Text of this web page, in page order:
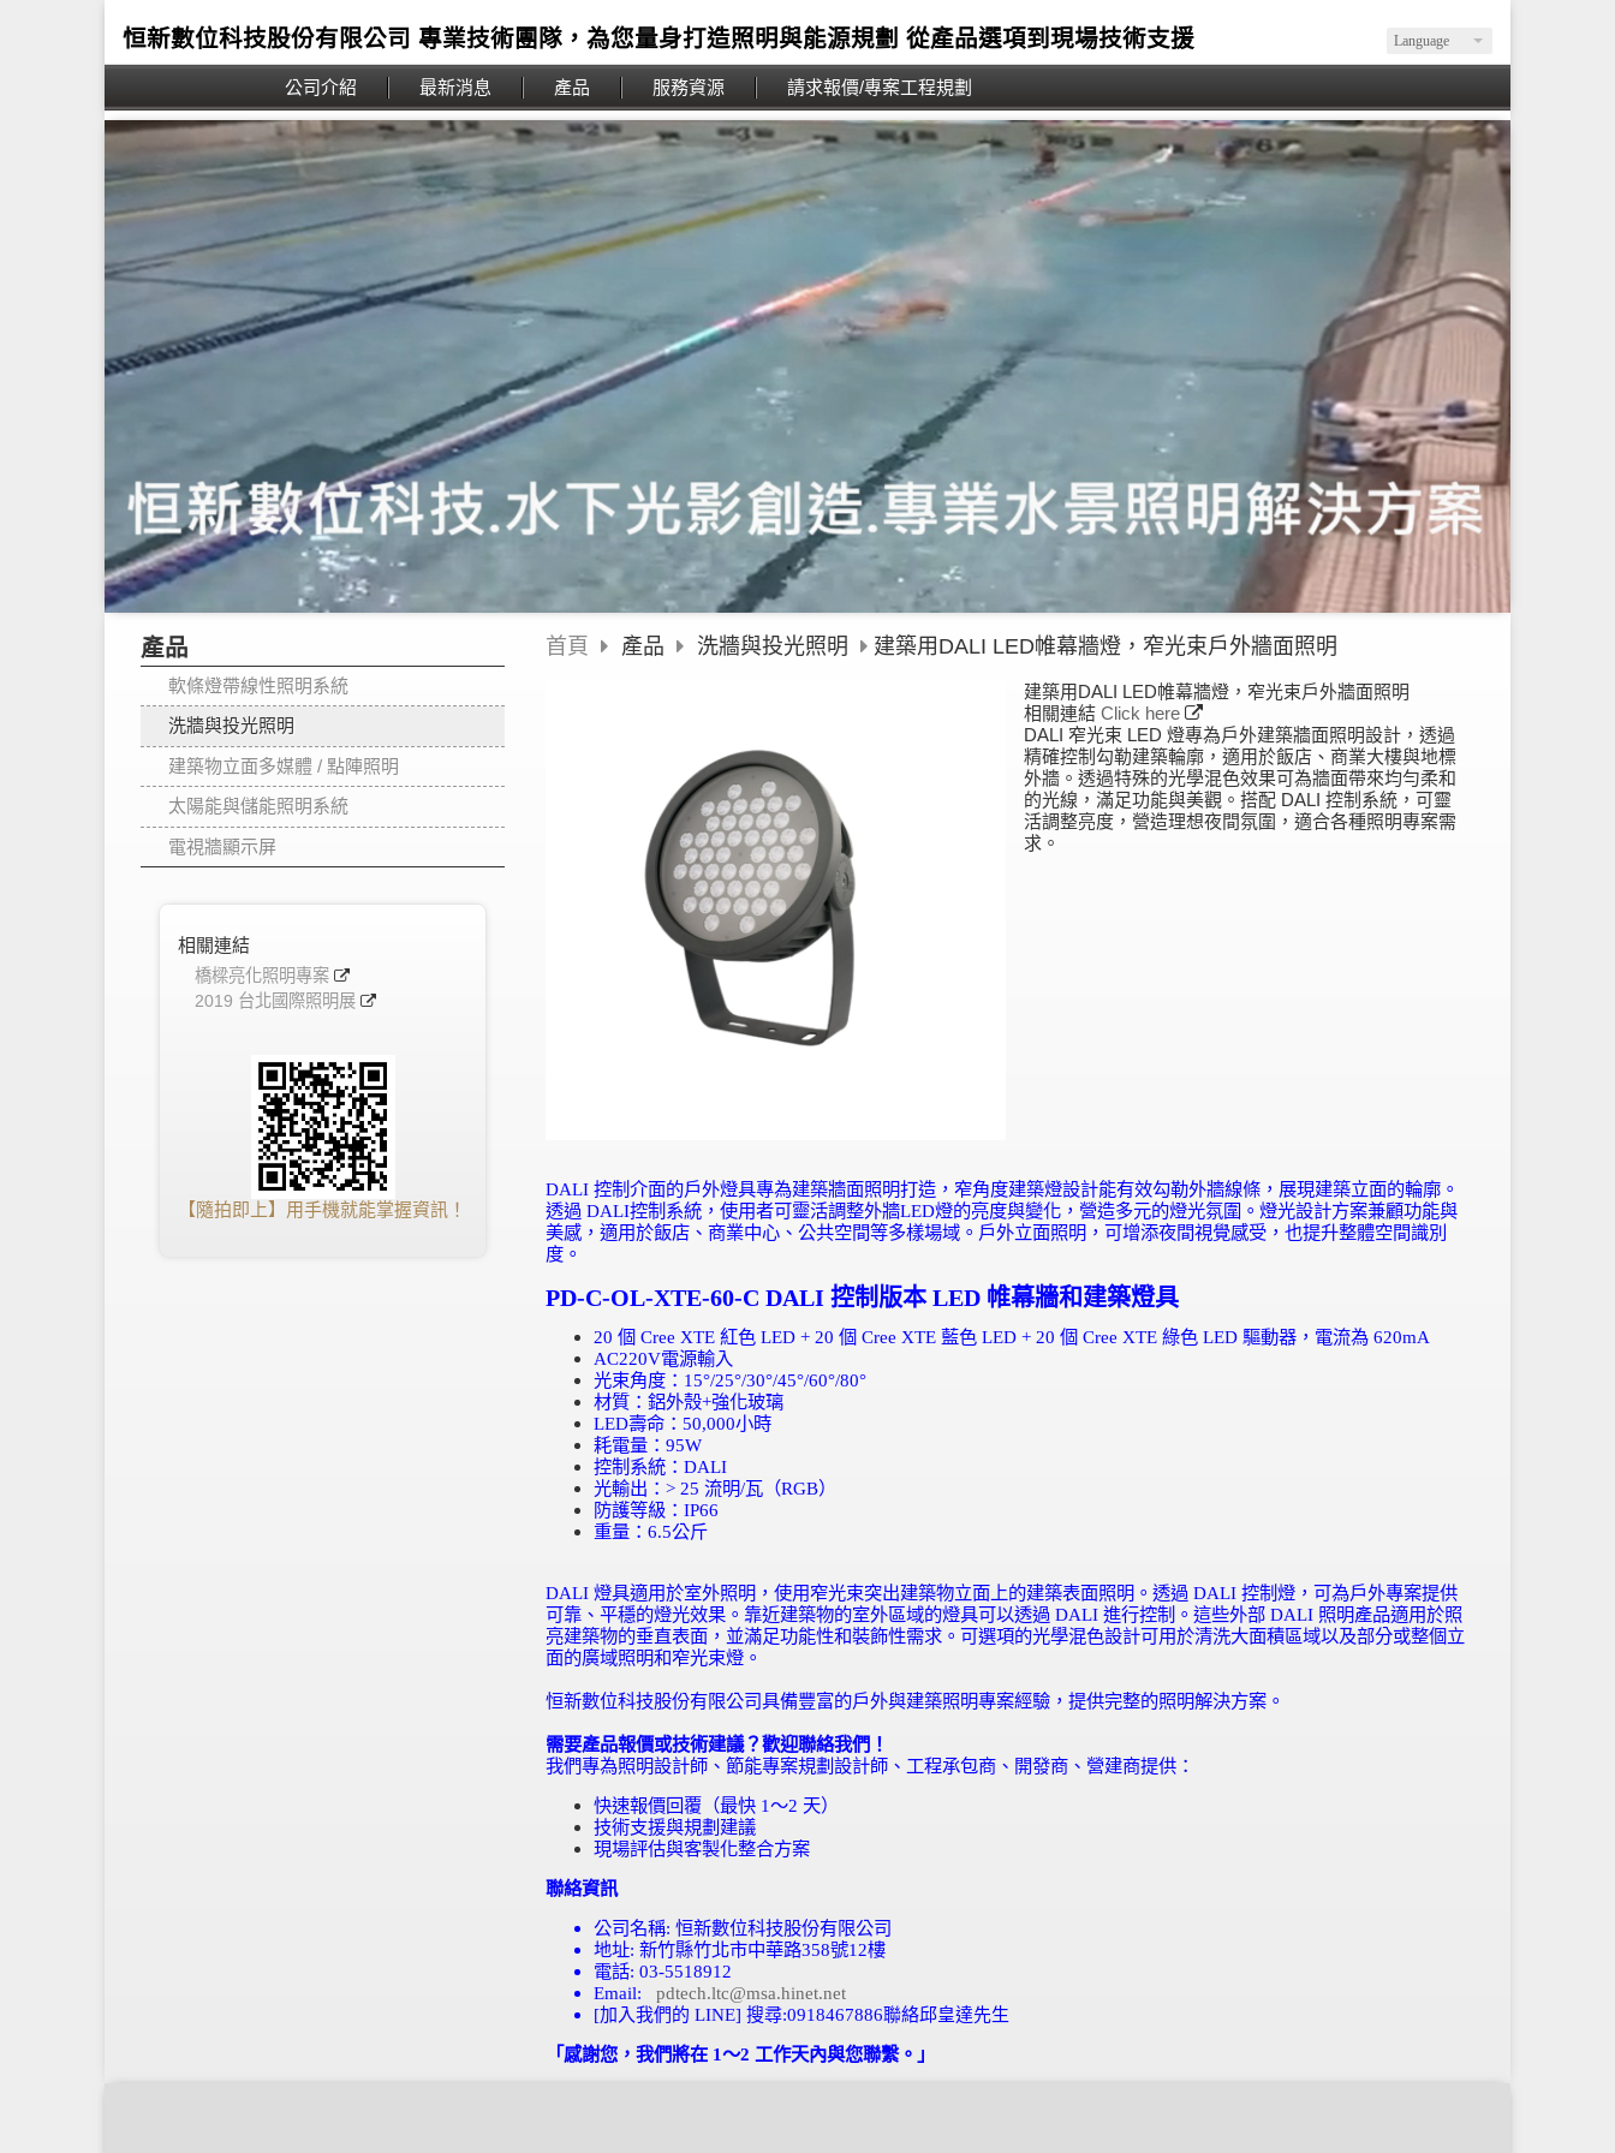
Language
恒新數位科技股份有限公司 專業技術團隊，為您量身打造照明與能源規劃 從產品選項到現場技術支援
公司介紹 最新消息 產品 服務資源 請求報價/專案工程規劃
產品
軟條燈帶線性照明系統
洗牆與投光照明
建築物立面多媒體 / 點陣照明
太陽能與儲能照明系統
電視牆顯示屏
相關連結
橋樑亮化照明專案
2019 台北國際照明展
【隨拍即上】用手機就能掌握資訊！
首頁 產品 洗牆與投光照明 建築用DALI LED帷幕牆燈，窄光束戶外牆面照明
建築用DALI LED帷幕牆燈，窄光束戶外牆面照明
相關連結 Click here
DALI 窄光束 LED 燈專為戶外建築牆面照明設計，透過
精確控制勾勒建築輪廓，適用於飯店、商業大樓與地標
外牆。透過特殊的光學混色效果可為牆面帶來均勻柔和
的光線，滿足功能與美觀。搭配 DALI 控制系統，可靈
活調整亮度，營造理想夜間氛圍，適合各種照明專案需
求。
DALI 控制介面的戶外燈具專為建築牆面照明打造，窄角度建築燈設計能有效勾勒外牆線條，展現建築立面的輪廓。
透過 DALI控制系統，使用者可靈活調整外牆LED燈的亮度與變化，營造多元的燈光氛圍。燈光設計方案兼顧功能與
美感，適用於飯店、商業中心、公共空間等多樣場域。戶外立面照明，可增添夜間視覺感受，也提升整體空間識別
度。
PD-C-OL-XTE-60-C DALI 控制 版本LED 帷幕牆和建築燈具
20 個 Cree XTE 紅色 LED + 20 個 Cree XTE 藍色 LED + 20 個 Cree XTE 綠色 LED 驅動器，電流為 620mA
AC220V電源輸入
光束角度： 15°/25°/30°/45°/60°/80°
材質：鋁外殼+強化玻璃
LED壽命： 50,000小時
耗電量： 95W
控制系統： DALI
光輸出： > 25 流明/瓦（RGB）
防護等級： IP66
重量： 6.5公斤
DALI 燈具適用於室外照明，使用窄光束突出建築物立面上的建築表面照明。透過 DALI 控制燈，可為戶外專案提供
可靠、平穩的燈光效果。靠近建築物的室外區域的燈具可以透過 DALI 進行控制。這些外部 DALI 照明產品適用於照
亮建築物的垂直表面，並滿足功能性和裝飾性需求。可選項的光學混色設計可用於清洗大面積區域以及部分或整個立
面的廣域照明和窄光束燈。
恒新數位科技股份有限公司具備豐富的戶外與建築照明專案經驗，提供完整的照明解決方案。
需要產品報價或技術建議？歡迎聯絡我們！
我們專為照明設計師、節能專案規劃設計師、工程承包商、開發商、營建商提供：
快速報價回覆（最快 1～2 天）
技術支援與規劃建議
現場評估與客製化整合方案
聯絡資訊
公司名稱: 恒新數位科技股份有限公司
地址: 新竹縣竹北市中華路358號12樓
電話: 03-5518912
Email: pdtech.ltc@msa.hinet.net
[加入我們的 LINE] 搜尋:0918467886聯絡邱皇達先生
「感謝您，我們將在 1～2 工作天內與您聯繫。」